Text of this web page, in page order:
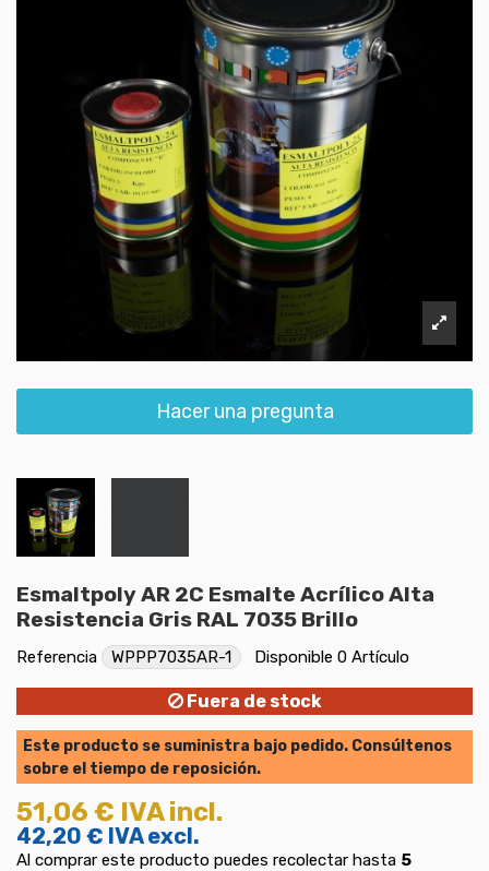
Hacer una pregunta
Esmaltpoly AR 2C Esmalte Acrílico Alta
Resistencia Gris RAL 7035 Brillo
Referencia WPPP7035AR-1 Disponible 0 Artículo
Fuera de stock
Este producto se suministra bajo pedido. Consúltenos
sobre el tiempo de reposición.
51,06 € IVA incl.
42,20 € IVA excl.
Al comprar este producto puedes recolectar hasta 5